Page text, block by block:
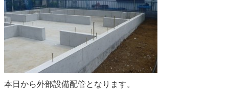
本日から外部設備配管となります。